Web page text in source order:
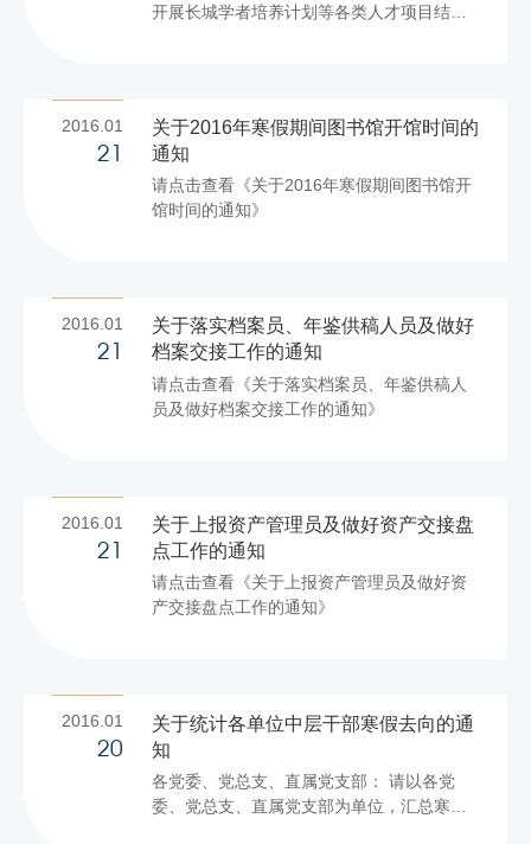
业；具有团队精神、敬业精神和责任意识；
开展长城学者培养计划等各类人才项目结题
北京市各类人才项目的资助已经结束。为做
好以上项目的结题验收工作，现就有关事项
通知如下： 一、结题范围 入选2013年北京
市长城学者培养计划、北京市创新团队建设
2016.01
21
关于2016年寒假期间图书馆开馆时间的
通知
请点击查看《关于2016年寒假期间图书馆开
馆时间的通知》
2016.01
21
关于落实档案员、年鉴供稿人员及做好
档案交接工作的通知
请点击查看《关于落实档案员、年鉴供稿人
员及做好档案交接工作的通知》
2016.01
21
关于上报资产管理员及做好资产交接盘
点工作的通知
请点击查看《关于上报资产管理员及做好资
产交接盘点工作的通知》
2016.01
20
关于统计各单位中层干部寒假去向的通
知
各党委、党总支、直属党支部： 请以各党
委、党总支、直属党支部为单位，汇总寒假